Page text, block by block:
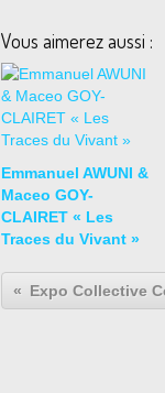
Vous aimerez aussi :
Emmanuel AWUNI &
Maceo GOY-
CLAIRET « Les
Traces du Vivant »